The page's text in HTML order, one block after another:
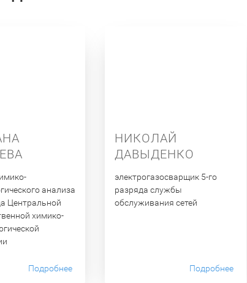
анализа
Центральной
химико-
Подробнее
НИКОЛАЙ
ДАВЫДЕНКО
электрогазосварщик 5-го
разряда службы
обслуживания сетей
Подробнее